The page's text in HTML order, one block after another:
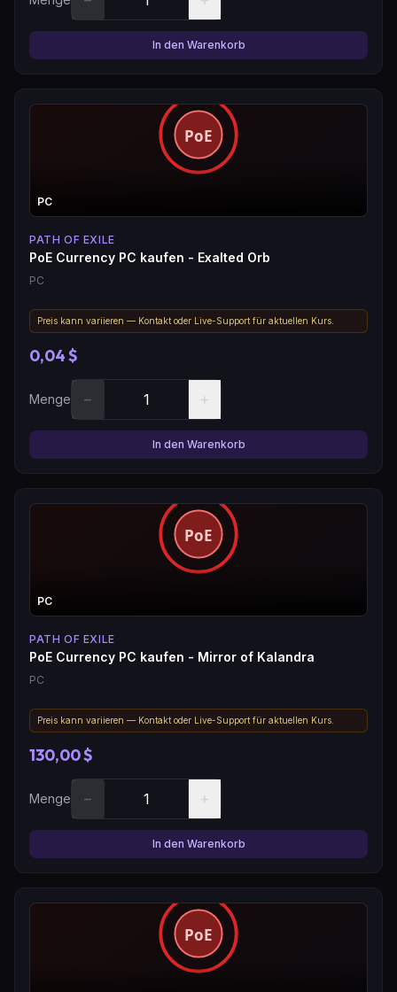
In den Warenkorb
PC
PATH OF EXILE
PoE Currency PC kaufen - Exalted Orb
PC
Preis kann variieren — Kontakt oder Live-Support für aktuellen Kurs.
0,04 $
Menge − +
In den Warenkorb
PC
PATH OF EXILE
PoE Currency PC kaufen - Mirror of Kalandra
PC
Preis kann variieren — Kontakt oder Live-Support für aktuellen Kurs.
130,00 $
Menge − +
In den Warenkorb